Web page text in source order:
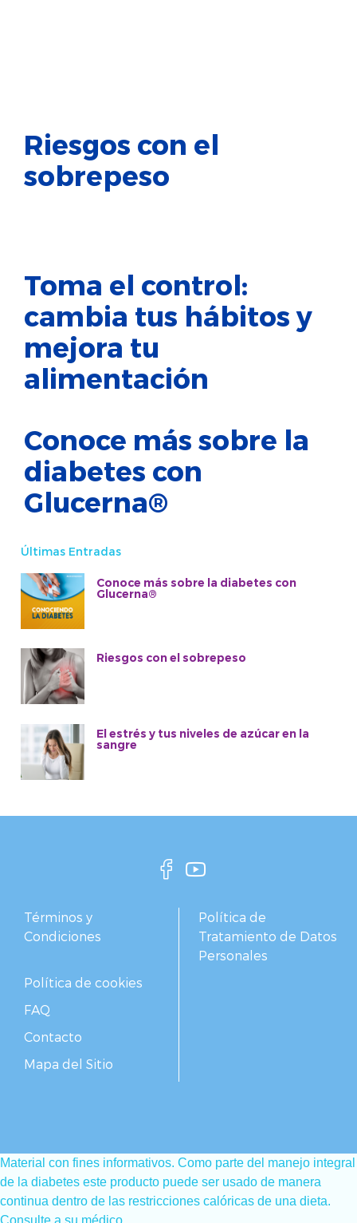
Riesgos con el
sobrepeso
Toma el control:
cambia tus hábitos y
mejora tu
alimentación
Conoce más sobre la
diabetes con
Glucerna®
Últimas Entradas
Conoce más sobre la diabetes con
Glucerna®
Riesgos con el sobrepeso
El estrés y tus niveles de azúcar en la
sangre
Términos y
Condiciones
Política de
Tratamiento de Datos
Personales
Política de cookies
FAQ
Contacto
Mapa del Sitio
Material con fines informativos. Como parte del manejo integral
de la diabetes este producto puede ser usado de manera
continua dentro de las restricciones calóricas de una dieta.
Consulte a su médico.